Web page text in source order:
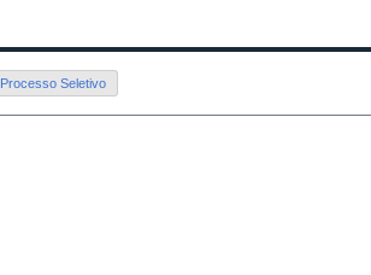
Processo Seletivo